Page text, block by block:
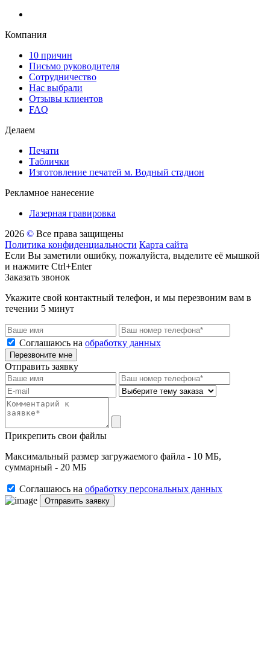
Компания
10 причин
Письмо руководителя
Сотрудничество
Нас выбрали
Отзывы клиентов
FAQ
Делаем
Печати
Таблички
Изготовление печатей м. Водный стадион
Рекламное нанесение
Лазерная гравировка
2026 © Все права защищены
Политика конфиденциальности Карта сайта
Если Вы заметили ошибку, пожалуйста, выделите её мышкой
и нажмите Ctrl+Enter
Заказать звонок
Укажите свой контактный телефон, и мы перезвоним вам в
течении 5 минут
Соглашаюсь на обработку данных
Перезвоните мне
Отправить заявку
Прикрепить свои файлы
Максимальный размер загружаемого файла - 10 МБ,
суммарный - 20 МБ
Соглашаюсь на обработку персональных данных
Отправить заявку